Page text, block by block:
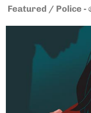
Featured / Police